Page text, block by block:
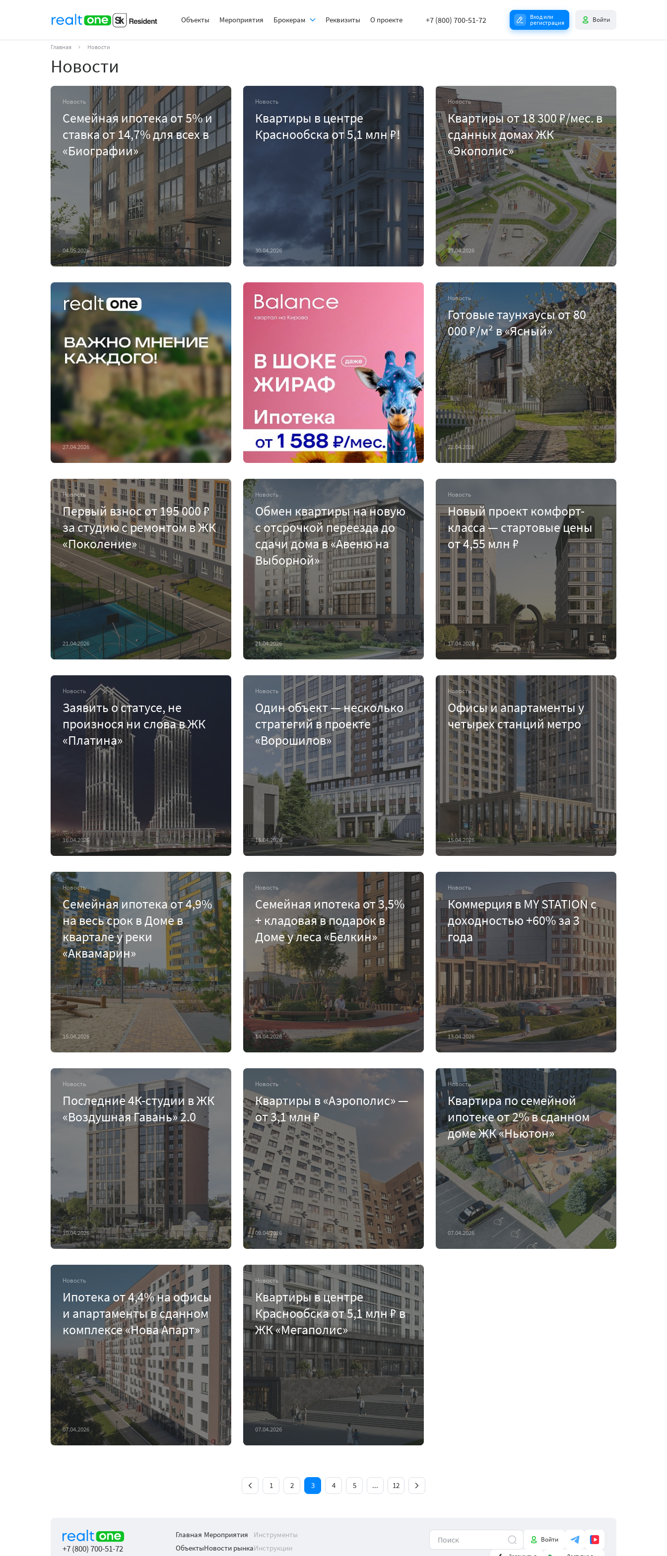
Объекты Мероприятия Брокерам Реквизиты О проекте +7 (800) 700-51-72
Вход или
регистрация
Войти
Главная Новости
Новости
Новость
Семейная ипотека от 5% и
ставка от 14,7% для всех в
«Биографии»
04.05.2026
Новость
Квартиры в центре
Краснообска от 5,1 млн ₽!
30.04.2026
Новость
Квартиры от 18 300 ₽/мес. в
сданных домах ЖК
«Экополис»
27.04.2026
27.04.2026 22.04.2026
Новость
Готовые таунхаусы от 80
000 ₽/м² в «Ясный»
22.04.2026
Новость
Первый взнос от 195 000 ₽
за студию с ремонтом в ЖК
«Поколение»
21.04.2026
Новость
Обмен квартиры на новую
с отсрочкой переезда до
сдачи дома в «Авеню на
Выборной»
21.04.2026
Новость
Новый проект комфорт-
класса — стартовые цены
от 4,55 млн ₽
17.04.2026
Новость
Заявить о статусе, не
произнося ни слова в ЖК
«Платина»
16.04.2026
Новость
Один объект — несколько
стратегий в проекте
«Ворошилов»
16.04.2026
Новость
Офисы и апартаменты у
четырех станций метро
15.04.2026
Новость
Семейная ипотека от 4,9%
на весь срок в Доме в
квартале у реки
«Аквамарин»
15.04.2026
Новость
Семейная ипотека от 3,5%
+ кладовая в подарок в
Доме у леса «Белкин»
14.04.2026
Новость
Коммерция в MY STATION с
доходностью +60% за 3
года
13.04.2026
Новость
Последние 4К-студии в ЖК
«Воздушная Гавань» 2.0
10.04.2026
Новость
Квартиры в «Аэрополис» —
от 3,1 млн ₽
09.04.2026
Новость
Квартира по семейной
ипотеке от 2% в сданном
доме ЖК «Ньютон»
07.04.2026
Новость
Ипотека от 4,4% на офисы
и апартаменты в сданном
комплексе «Нова Апарт»
07.04.2026
Новость
Квартиры в центре
Краснообска от 5,1 млн ₽ в
ЖК «Мегаполис»
07.04.2026
1 2 3 4 5 ... 12
+7 (800) 700-51-72
Главная
Объекты
Мероприятия
Новости рынка
Инструменты
Инструкции
Войти